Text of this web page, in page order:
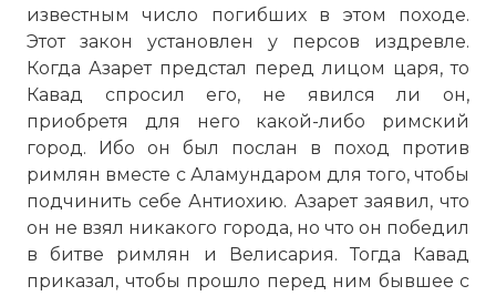
известным число погибших в этом походе.
Этот закон установлен у персов издревле.
Когда Азарет предстал перед лицом царя, то
Кавад спросил его, не явился ли он,
приобретя для него какой-либо римский
город. Ибо он был послан в поход против
римлян вместе с Аламундаром для того, чтобы
подчинить себе Антиохию. Азарет заявил, что
он не взял никакого города, но что он победил
в битве римлян и Велисария. Тогда Кавад
приказал, чтобы прошло перед ним бывшее с